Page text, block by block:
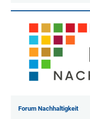
Forum Nachhaltigkeit